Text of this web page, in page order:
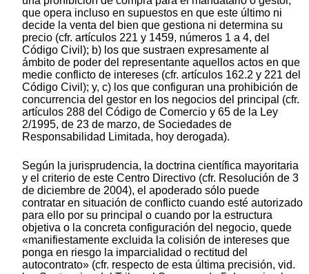
que opera incluso en supuestos en que este último ni
decide la venta del bien que gestiona ni determina su
precio (cfr. artículos 221 y 1459, números 1 a 4, del
Código Civil); b) los que sustraen expresamente al
ámbito de poder del representante aquellos actos en que
medie conflicto de intereses (cfr. artículos 162.2 y 221 del
Código Civil); y, c) los que configuran una prohibición de
concurrencia del gestor en los negocios del principal (cfr.
artículos 288 del Código de Comercio y 65 de la Ley
2/1995, de 23 de marzo, de Sociedades de
Responsabilidad Limitada, hoy derogada).
Según la jurisprudencia, la doctrina científica mayoritaria
y el criterio de este Centro Directivo (cfr. Resolución de 3
de diciembre de 2004), el apoderado sólo puede
contratar en situación de conflicto cuando esté autorizado
para ello por su principal o cuando por la estructura
objetiva o la concreta configuración del negocio, quede
«manifiestamente excluida la colisión de intereses que
ponga en riesgo la imparcialidad o rectitud del
autocontrato» (cfr. respecto de esta última precisión, vid.